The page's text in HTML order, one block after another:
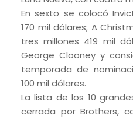
En sexto se colocó
170 mil dólares; A
tres millones 419 mil
George Clooney y
temporada de
100 mil dólares.
La lista de los 10
cerrada por Brothers,